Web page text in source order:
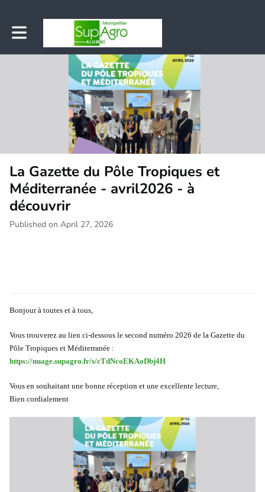
Toggle main navigation
La Gazette du Pôle Tropiques et
Méditerranée - avril2026 - à
découvrir
Published on April 27, 2026
Bonjour à toutes et à tous,
Vous trouverez au lien ci-dessous le second numéro 2026 de la Gazette du
Pôle Tropiques et Méditerranée :
https://nuage.supagro.fr/s/cTdNcoEKAoDbj4H
Vous en souhaitant une bonne réception et une excellente lecture,
Bien cordialement